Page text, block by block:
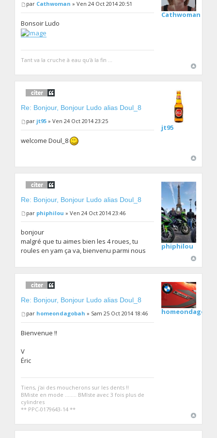
par Cathwoman » Ven 24 Oct 2014 20:51
Bonsoir Ludo
Tant va la cruche à eau qu'à la fin ...
Cathwoman
Re: Bonjour, Bonjour Ludo alias Doul_8
par jt95 » Ven 24 Oct 2014 23:25
welcome Doul_8
jt95
Re: Bonjour, Bonjour Ludo alias Doul_8
par phiphilou » Ven 24 Oct 2014 23:46
bonjour
malgré que tu aimes bien les 4 roues, tu
roules en yam ça va, bienvenu parmi nous
phiphilou
Re: Bonjour, Bonjour Ludo alias Doul_8
par homeondagobah » Sam 25 Oct 2014 18:46
Bienvenue !!
V
Éric
Tiens, j'ai des moucherons sur les dents !!
BMiste en mode ........ BMIste avec 3 fois plus de
cylindres
** PPC-0179643-14 **